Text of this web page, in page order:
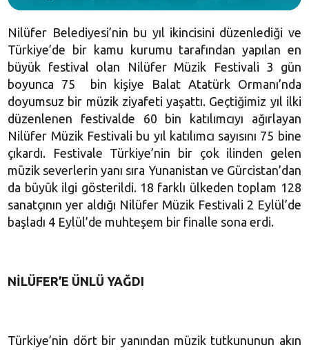
Nilüfer Belediyesi’nin bu yıl ikincisini düzenlediği ve
Türkiye’de bir kamu kurumu tarafından yapılan en
büyük festival olan Nilüfer Müzik Festivali 3 gün
boyunca 75 bin kişiye Balat Atatürk Ormanı’nda
doyumsuz bir müzik ziyafeti yaşattı. Geçtiğimiz yıl ilki
düzenlenen festivalde 60 bin katılımcıyı ağırlayan
Nilüfer Müzik Festivali bu yıl katılımcı sayısını 75 bine
çıkardı. Festivale Türkiye’nin bir çok ilinden gelen
müzik severlerin yanı sıra Yunanistan ve Gürcistan’dan
da büyük ilgi gösterildi. 18 farklı ülkeden toplam 128
sanatçının yer aldığı Nilüfer Müzik Festivali 2 Eylül’de
başladı 4 Eylül’de muhteşem bir finalle sona erdi.
NİLÜFER’E ÜNLÜ YAĞDI
Türkiye’nin dört bir yanından müzik tutkununun akın